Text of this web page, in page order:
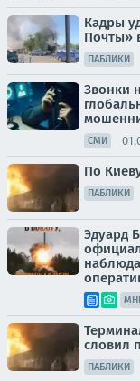
Кадры
Почты»
ПАБЛИКИ
Звонки
СМИ
По
ПАБЛИКИ
Эдуард
словил
ПАБЛИКИ